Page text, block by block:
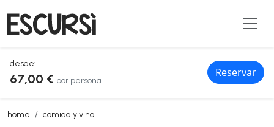
desde:
67,00 € por persona
Reservar
home comida y vino
alghero: almuerzo o cena en el viñedo